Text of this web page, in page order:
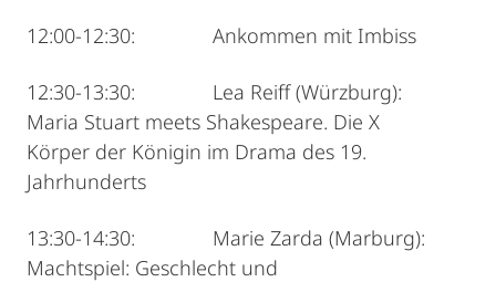
12:00-12:30: Ankommen mit Imbiss
12:30-13:30: Lea Reiff (Würzburg):
Maria Stuart meets Shakespeare. Die X
Körper der Königin im Drama des 19.
Jahrhunderts
13:30-14:30: Marie Zarda (Marburg):
Machtspiel: Geschlecht und